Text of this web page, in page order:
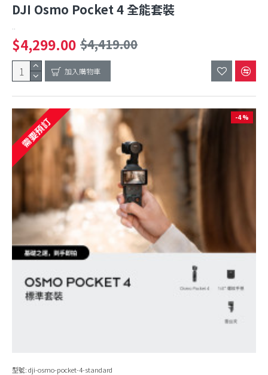
DJI Osmo Pocket 4 全能套裝
..
$4,299.00 $4,419.00
加入購物車
需要預訂 -4 %
型號:dji-osmo-pocket-4-standard